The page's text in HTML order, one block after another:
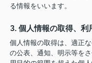
る情報をいいます。
3. 個人情報の取得、利
個人情報の取得は、適正
の公表、通知、明示等を